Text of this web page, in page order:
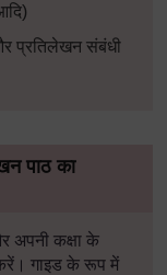
)
प्रतिलेखन संबंधी
पाठ का
अपनी कक्षा के
गाइड के रूप में